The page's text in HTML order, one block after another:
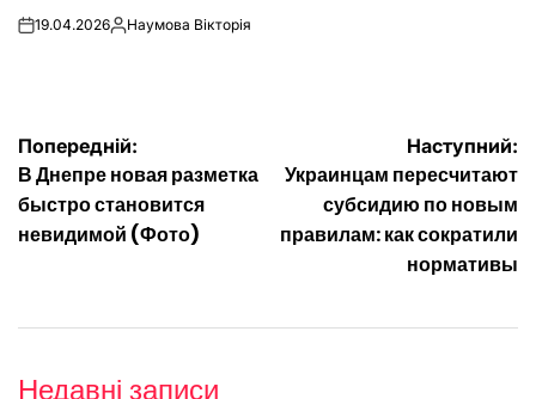
on19.04.2026Опубліковано
Наумова Вікторія
Навігація
записів
Попередній:
В Днепре новая разметка
быстро становится
невидимой (Фото)
Наступний:
Украинцам пересчитают
субсидию по новым
правилам: как сократили
нормативы
Недавні записи